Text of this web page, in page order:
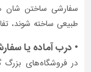
سفارشی ساختن شان
طبیعی ساخته شوند،
• درب آماده یا
در فروشگاه‌های بزرگ